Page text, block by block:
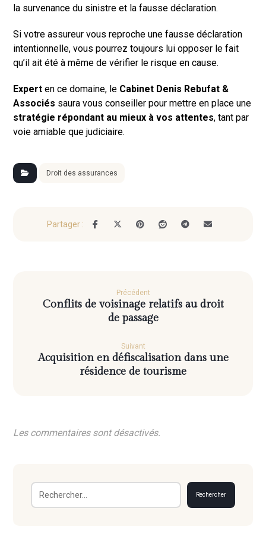
la survenance du sinistre et la fausse déclaration.
Si votre assureur vous reproche une fausse déclaration
intentionnelle, vous pourrez toujours lui opposer le fait
qu’il ait été à même de vérifier le risque en cause.
Expert en ce domaine, le Cabinet Denis Rebufat &
Associés saura vous conseiller pour mettre en place une
stratégie répondant au mieux à vos attentes, tant par
voie amiable que judiciaire.
Droit des assurances
Précédent
Conflits de voisinage relatifs au droit
de passage
Suivant
Acquisition en défiscalisation dans une
résidence de tourisme
Les commentaires sont désactivés.
Rechercher